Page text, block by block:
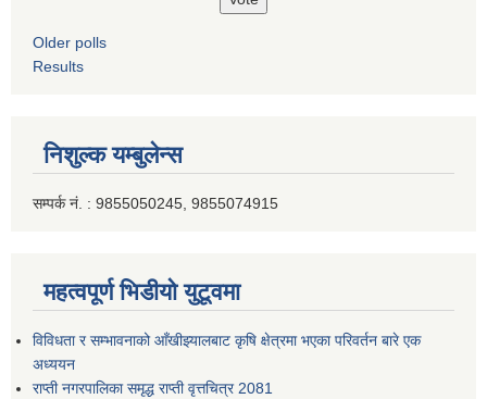
Older polls
Results
निशुल्क यम्बुलेन्स
सम्पर्क नं. : 9855050245, 9855074915
महत्वपूर्ण भिडीयो युटूवमा
विविधता र सम्भावनाको आँखीझ्यालबाट कृषि क्षेत्रमा भएका परिवर्तन बारे एक
अध्ययन
राप्ती नगरपालिका समृद्ध राप्ती वृत्तचित्र 2081